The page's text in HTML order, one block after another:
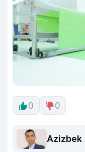
0 0
Azizbek